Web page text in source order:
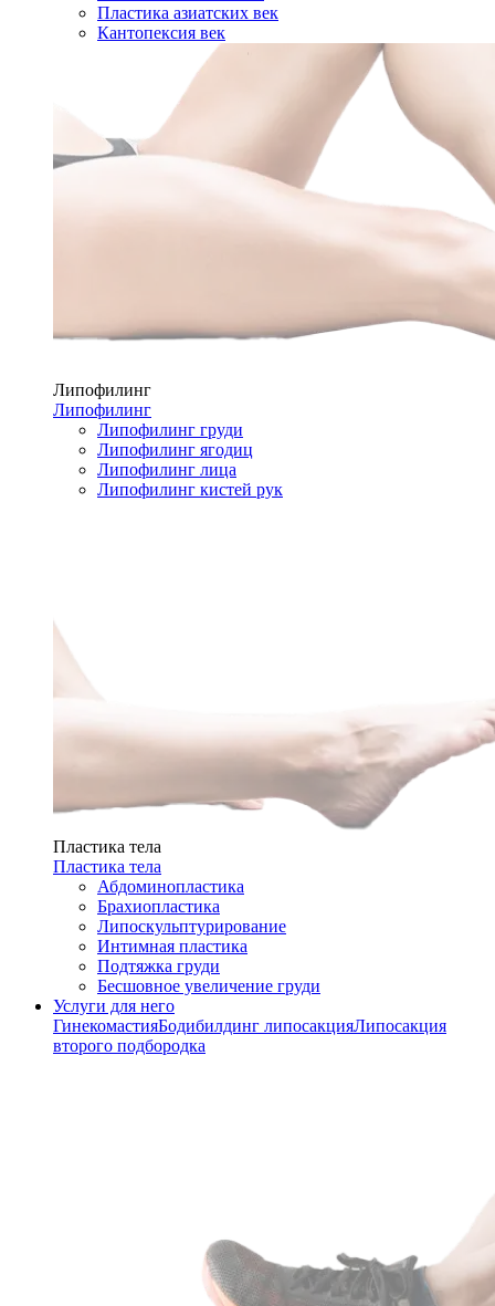
Пластика азиатских век
Кантопексия век
Липофилинг
Липофилинг
Липофилинг груди
Липофилинг ягодиц
Липофилинг лица
Липофилинг кистей рук
Пластика тела
Пластика тела
Абдоминопластика
Брахиопластика
Липоскульптурирование
Интимная пластика
Подтяжка груди
Бесшовное увеличение груди
Услуги для него
ГинекомастияБодибилдинг липосакцияЛипосакция
второго подбородка